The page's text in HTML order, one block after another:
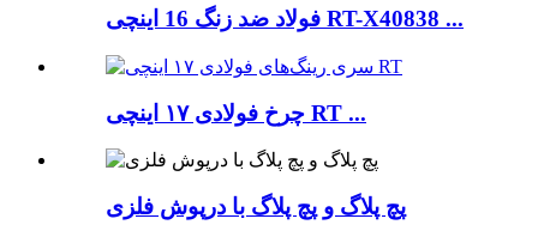
فولاد ضد زنگ 16 اینچی RT-X40838 ...
چرخ فولادی ۱۷ اینچی RT ...
پچ پلاگ و پچ پلاگ با درپوش فلزی